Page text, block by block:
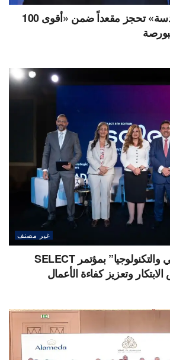
مجموعة «إم بي للهندسة» تحجز مقعداً ضمن «أقوى 100
غير مصنف
جلسة “التحول الرقمي والتكنولوجيا” بمؤتمر SELECT